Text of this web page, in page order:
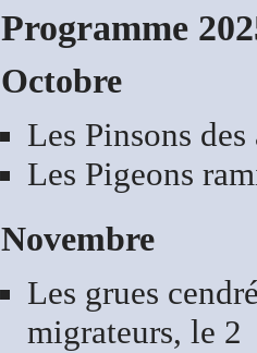
Programme
Octobre
Les Pinsons
Les Pigeons
Novembre
Les grues
migrateurs, le 2